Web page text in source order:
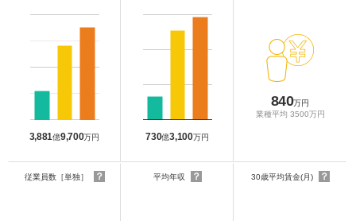
3,881億9,700万円 730億3,100万円
840万円
業種平均 3500万円
従業員数［単独］ ？ 平均年収 ？ 30歳平均賃金(月) ？